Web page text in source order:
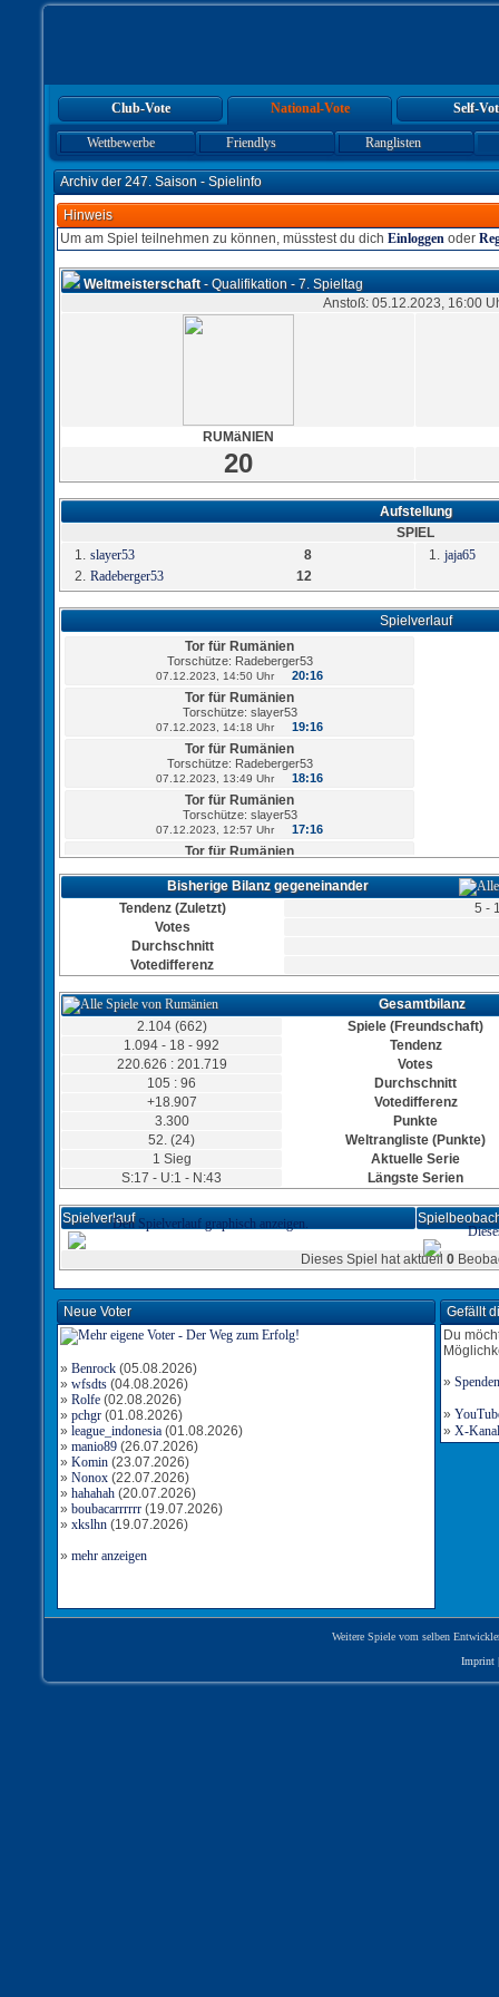
Club-Vote National-Vote Self-
Wettbewerbe Friendlys Ranglisten
Archiv der 247. Saison - Spielinfo
Hinweis
Um am Spiel teilnehmen zu können, müsstest du dich Einloggen oder
Weltmeisterschaft- Qualifikation - 7. Spieltag
Anstoß: 05.12.2023, 16:00
RUMäNIEN
20
Aufstellung
SPIEL
1. slayer53
8
2. Radeberger53 12
1. jaja65
Spielverlauf
Tor für Rumänien
Torschütze: Radeberger53
07.12.2023, 14:50 Uhr 20:16
Tor für Rumänien
Torschütze: slayer53
07.12.2023, 14:18 Uhr 19:16
Tor für Rumänien
Torschütze: Radeberger53
07.12.2023, 13:49 Uhr 18:16
Tor für Rumänien
Torschütze: slayer53
07.12.2023, 12:57 Uhr 17:16
Tor für Rumänien
07.12.2023, 12:30 Uhr 16:16
Tor für Rumänien
Torschütze: slayer53
07.12.2023, 11:56 Uhr
Tor für Rumänien
Torschütze: Radeberger53
07.12.2023, 10:30 Uhr
Tor für Rumänien
Torschütze: slayer53
07.12.2023, 10:13 Uhr
Tor für Rumänien
Torschütze: Radeberger53
07.12.2023, 08:38 Uhr
06.12.2023, 23:48 Uhr 11:13
Torschütze: Radeberger53
06.12.2023, 23:16 Uhr 10:13
Torschütze: slayer53
06.12.2023, 22:25 Uhr
Tor für Rumänien
Torschütze: Radeberger53
06.12.2023, 22:01 Uhr
Tor für Rumänien
Torschütze: slayer53
Tor für Rumänien
Bisherige Bilanz gegeneinander
Tendenz (Zuletzt)
5 -
Votes
Durchschnitt
Votedifferenz
Gesamtbilanz
2.104 (662)
Spiele (Freundschaft)
1.094 - 18 - 992
Tendenz
220.626 : 201.719
Votes
105 : 96
Durchschnitt
+18.907
Votedifferenz
3.300
Punkte
52. (24)
Weltrangliste (Punkte)
1 Sieg
Aktuelle Serie
S:17 - U:1 - N:43
Längste Serien
SpielverlaufDen Spielverlauf graphisch anzeigen.
Dieses Spiel hat aktuell 0
Neue Voter
» Benrock (05.08.2026)
» wfsdts (04.08.2026)
» Rolfe (02.08.2026)
» pchgr (01.08.2026)
» league_indonesia (01.08.2026)
» manio89 (26.07.2026)
» Komin (23.07.2026)
» Nonox (22.07.2026)
» hahahah (20.07.2026)
» boubacarrrrrr (19.07.2026)
» xkslhn (19.07.2026)
» mehr anzeigen
Gefällt
Du
» Spenden
»
» X-
Weitere Spiele vom selben
Imprint